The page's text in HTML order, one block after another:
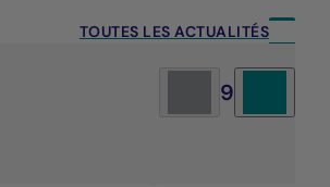
TOUTES LES ACTUALITÉS
9